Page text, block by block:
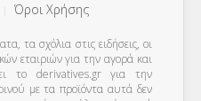
Όροι Χρήσης
τα σχόλια στις ειδήσεις, οι
εταιριών για την αγορά και
το derivatives.gr για την
με τα προϊόντα αυτά δεν